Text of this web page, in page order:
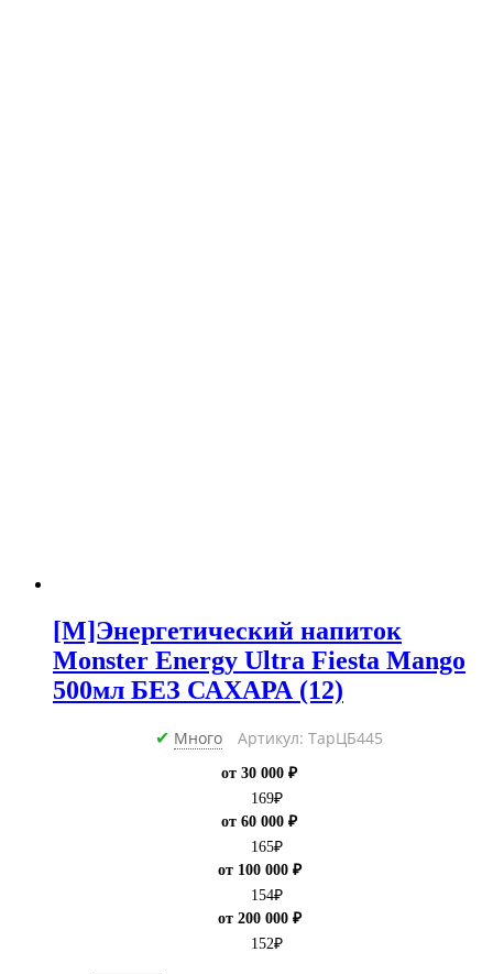
[M]Энергетический напиток
Monster Energy Ultra Fiesta Mango
500мл БЕЗ САХАРА (12)
✔ Много Артикул: ТарЦБ445
от 30 000 ₽
169₽
от 60 000 ₽
165₽
от 100 000 ₽
154₽
от 200 000 ₽
152₽